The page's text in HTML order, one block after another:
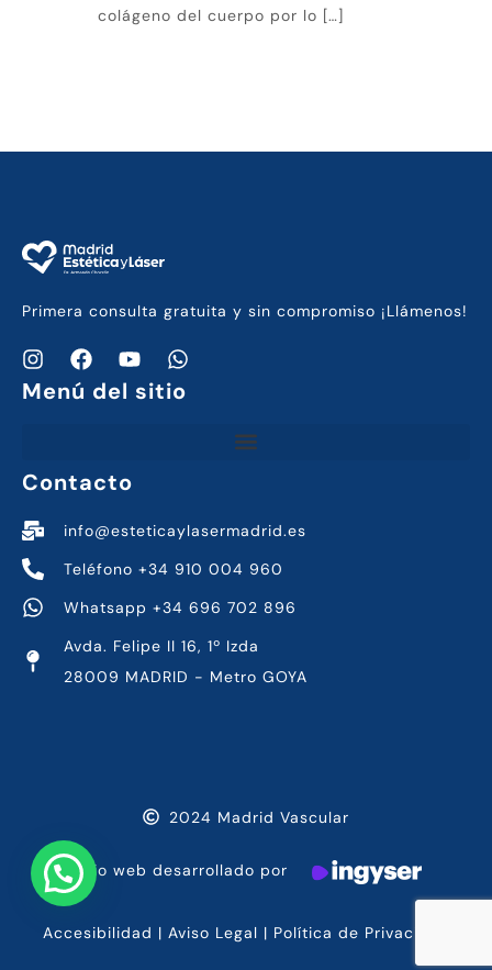
colágeno del cuerpo por lo […]
Primera consulta gratuita y sin compromiso ¡Llámenos!
Menú del sitio
Contacto
info@esteticaylasermadrid.es
Teléfono +34 910 004 960
Whatsapp +34 696 702 896
Avda. Felipe II 16, 1º Izda
28009 MADRID - Metro GOYA
2024 Madrid Vascular
Sitio web desarrollado por
Accesibilidad | Aviso Legal | Política de Privacidad